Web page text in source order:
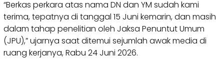
“Berkas perkara atas nama DN dan YM sudah kami
terima, tepatnya di tanggal 15 Juni kemarin, dan masih
dalam tahap penelitian oleh Jaksa Penuntut Umum
(JPU),” ujarnya saat ditemui sejumlah awak media di
ruang kerjanya, Rabu 24 Juni 2026.